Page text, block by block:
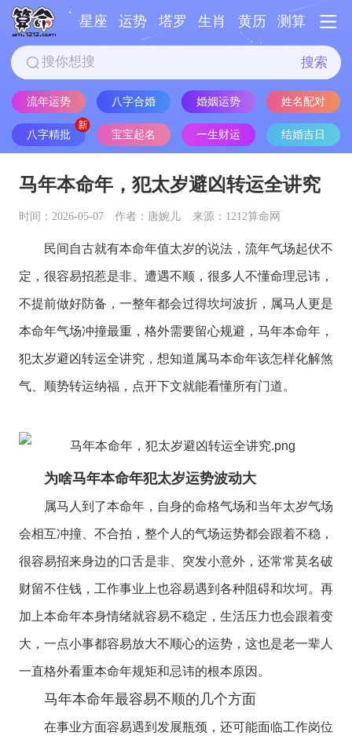
星座 运势 塔罗 生肖 黄历 测算
搜索
流年运势 八字合婚 婚姻运势 姓名配对
八字精批 宝宝起名 一生财运 结婚吉日
马年本命年，犯太岁避凶转运全讲究
时间：2026-05-07 作者：唐婉儿 来源：1212算命网
民间自古就有本命年值太岁的说法，流年气场起伏不
定，很容易招惹是非、遭遇不顺，很多人不懂命理忌讳，
不提前做好防备，一整年都会过得坎坷波折，属马人更是
本命年气场冲撞最重，格外需要留心规避，马年本命年，
犯太岁避凶转运全讲究，想知道属马本命年该怎样化解煞
气、顺势转运纳福，点开下文就能看懂所有门道。
为啥马年本命年犯太岁运势波动大
属马人到了本命年，自身的命格气场和当年太岁气场
会相互冲撞、不合拍，整个人的气场运势都会跟着不稳，
很容易招来身边的口舌是非、突发小意外，还常常莫名破
财留不住钱，工作事业上也容易遇到各种阻碍和坎坷。再
加上本命年本身情绪就容易不稳定，生活压力也会跟着变
大，一点小事都容易放大不顺心的运势，这也是老一辈人
一直格外看重本命年规矩和忌讳的根本原因。
马年本命年最容易不顺的几个方面
在事业方面容易遇到发展瓶颈，还可能面临工作岗位